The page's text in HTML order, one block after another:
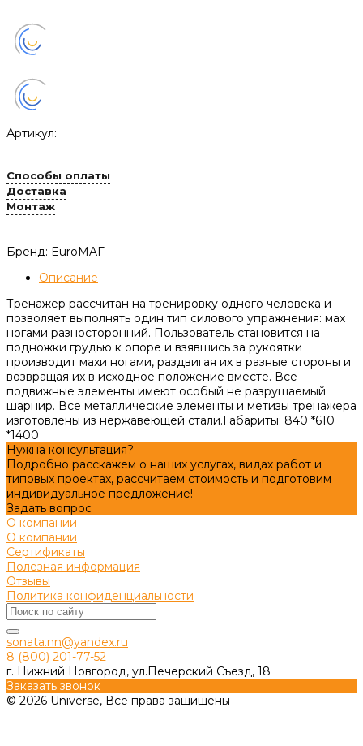
Артикул:
Способы оплаты
Доставка
Монтаж
Бренд: EuroMAF
Описание
Тренажер рассчитан на тренировку одного человека и
позволяет выполнять один тип силового упражнения: мах
ногами разносторонний. Пользователь становится на
подножки грудью к опоре и взявшись за рукоятки
производит махи ногами, раздвигая их в разные стороны и
возвращая их в исходное положение вместе. Все
подвижные элементы имеют особый не разрушаемый
шарнир. Все металлические элементы и метизы тренажера
изготовлены из нержавеющей стали.Габариты: 840 *610
*1400
Нужна консультация?
Подробно расскажем о наших услугах, видах работ и
типовых проектах, рассчитаем стоимость и подготовим
индивидуальное предложение!
Задать вопрос
О компании
О компании
Сертификаты
Полезная информация
Отзывы
Политика конфиденциальности
sonata.nn@yandex.ru
8 (800) 201-77-52
г. Нижний Новгород, ул.Печерский Съезд, 18
Заказать звонок
© 2026 Universe, Все права защищены